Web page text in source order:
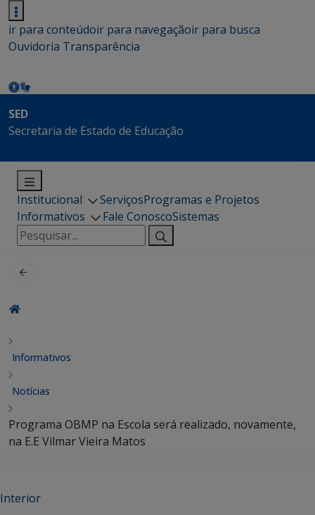
ir para conteúdoir para navegaçãoir para busca
Ouvidoria Transparência
SED
Secretaria de Estado de Educação
Institucional ServiçosProgramas e Projetos
Informativos
Fale ConoscoSistemas
Pesquisar
por:
Informativos
Notícias
Programa OBMP na Escola será realizado, novamente,
na E.E Vilmar Vieira Matos
Interior